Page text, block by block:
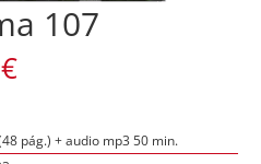
107
€Rango
de
desde
pág.) + audio mp3 50 min.